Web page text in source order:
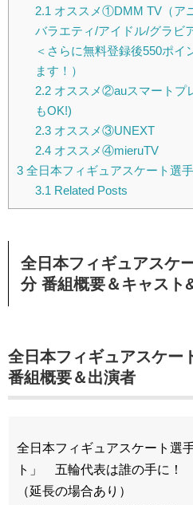
2.1オススメ①DMM TV（ア
バラエティ/アイドル/グラビ
＜さらに無料登録後550ポイ
ます！）
2.2オススメ②auスマートプ
もOK!)
2.3オススメ③UNEXT
2.4オススメ④mieruTV
3 全日本フィギュアスケート選
3.1Related Posts
全日本フィギュアスケ
分 番組概要＆キャスト
全日本フィギュアスケー
番組概要＆出演者
全日本フィギュアスケート選
ト」 五輪代表は誰の手に！
（延長の場合あり）